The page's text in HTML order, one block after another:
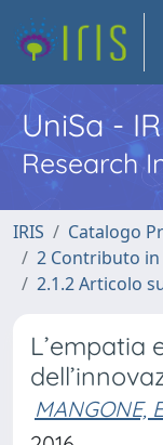
UniSa -
Research
IRIS
Catalogo
2 Contributo
2.1.2 Articolo
L’empatia
MANGONE,